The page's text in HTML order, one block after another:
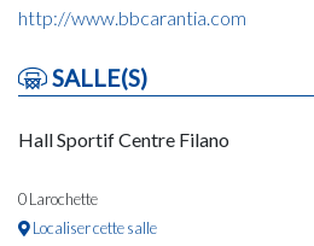
http://www.bbcarantia.com
SALLE(S)
Hall Sportif Centre Filano
0 Larochette
Localiser cette salle